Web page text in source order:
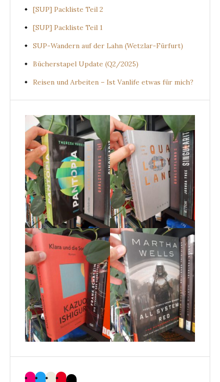
[SUP] Packliste Teil 2
[SUP] Packliste Teil 1
SUP-Wandern auf der Lahn (Wetzlar-Fürfurt)
Bücherstapel Update (Q2/2025)
Reisen und Arbeiten – Ist Vanlife etwas für mich?